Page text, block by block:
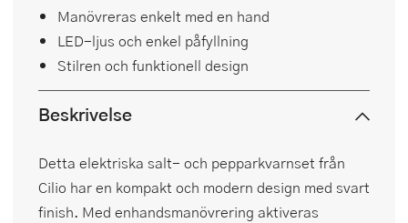
Manövreras enkelt med en hand
LED-ljus och enkel påfyllning
Stilren och funktionell design
Beskrivelse
Detta elektriska salt- och pepparkvarnset från
Cilio har en kompakt och modern design med svart
finish. Med enhandsmanövrering aktiveras